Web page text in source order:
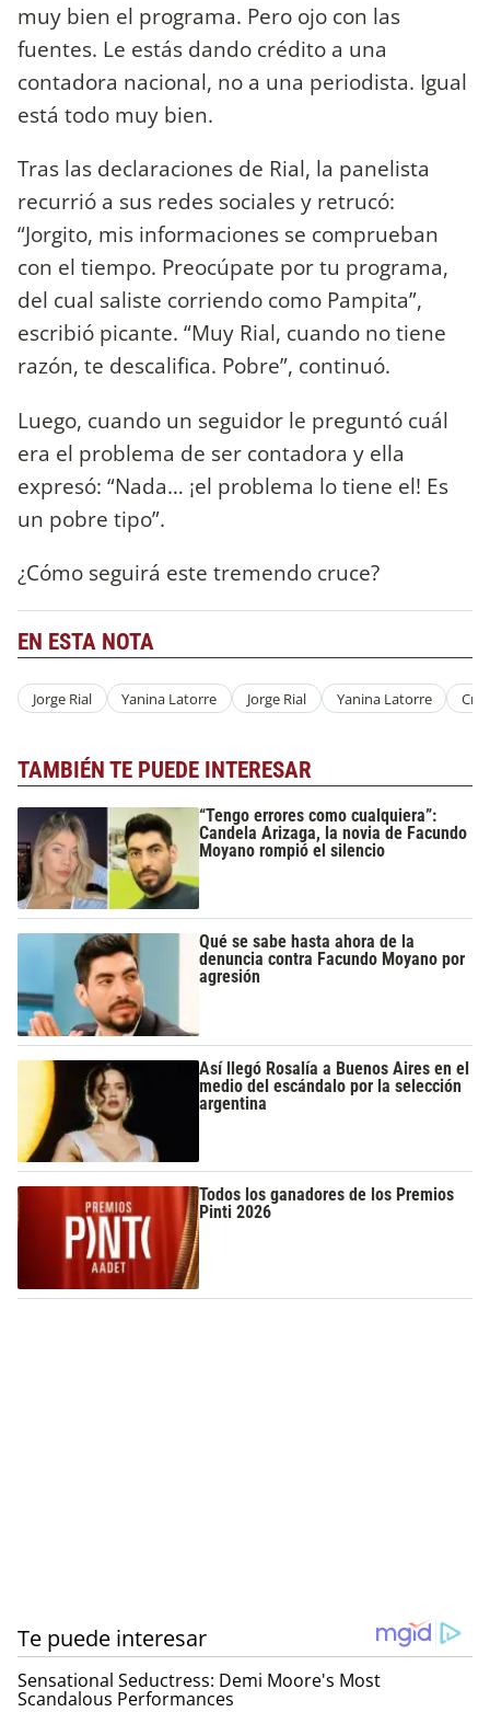
muy bien el programa. Pero ojo con las
fuentes. Le estás dando crédito a una
contadora nacional, no a una periodista. Igual
está todo muy bien.
Tras las declaraciones de Rial, la panelista
recurrió a sus redes sociales y retrucó:
“Jorgito, mis informaciones se comprueban
con el tiempo. Preocúpate por tu programa,
del cual saliste corriendo como Pampita”,
escribió picante. “Muy Rial, cuando no tiene
razón, te descalifica. Pobre”, continuó.
Luego, cuando un seguidor le preguntó cuál
era el problema de ser contadora y ella
expresó: “Nada… ¡el problema lo tiene el! Es
un pobre tipo”.
¿Cómo seguirá este tremendo cruce?
EN ESTA NOTA
Jorge Rial Yanina Latorre Jorge Rial Yanina Latorre
TAMBIÉN TE PUEDE INTERESAR
“Tengo errores como cualquiera”:
Candela Arizaga, la novia de Facundo
Moyano rompió el silencio
Qué se sabe hasta ahora de la
denuncia contra Facundo Moyano por
agresión
Así llegó Rosalía a Buenos Aires en el
medio del escándalo por la selección
argentina
Todos los ganadores de los Premios
Pinti 2026